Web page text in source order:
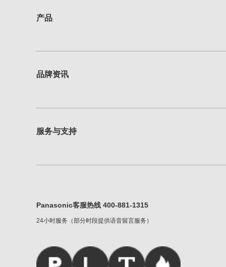
产品
品牌资讯
服务与支持
Panasonic客服热线 400-881-1315
24小时服务（部分时段提供语音留言服务）